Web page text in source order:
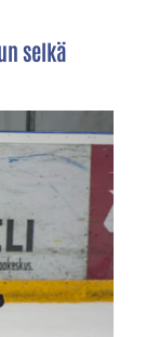
selkä